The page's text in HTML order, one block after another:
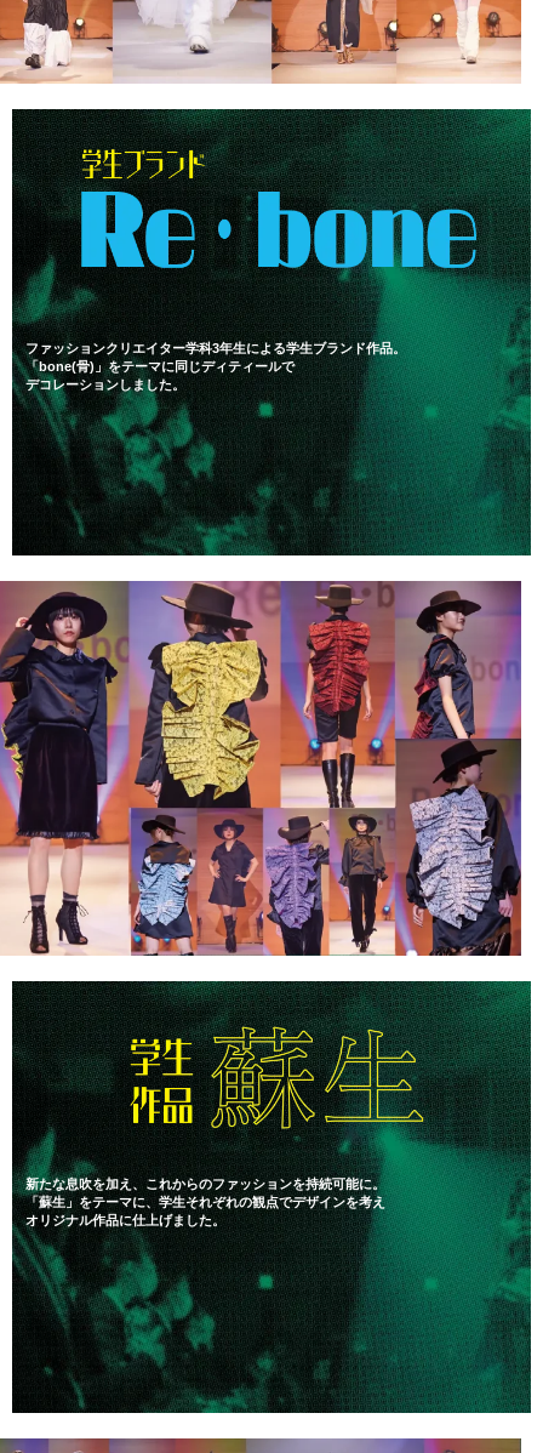
ファッションクリエイター学科3年生による学生ブランド作品。
「bone(骨)」をテーマに同じディティールで
デコレーションしました。
新たな息吹を加え、これからのファッションを持続可能に。
「蘇生」をテーマに、学生それぞれの観点でデザインを考え
オリジナル作品に仕上げました。